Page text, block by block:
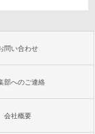
問い合わせ
部へのご連絡
会社概要